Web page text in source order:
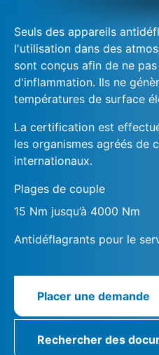
Seuls des appareils
l'utilisation dans des
sont conçus afin de ne
d'inflammation. Ils ne
températures de surface
La certification est
les organismes agréés de
internationaux.
Plages de couple
15 Nm jusqu’à 4000 Nm
Antidéflagrants pour le
Placer une demande
Rechercher des